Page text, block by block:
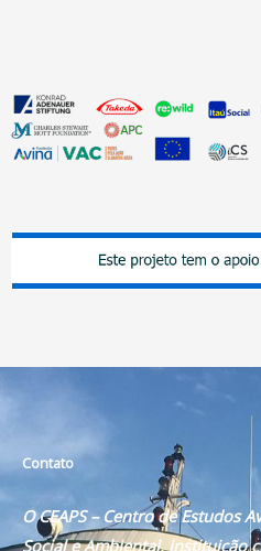
Contato
O CEAPS – Centro de Estudos
Social e Ambiental, instituição